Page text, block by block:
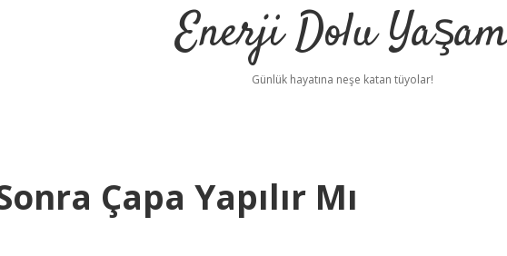
Enerji Dolu
Günlük hayatına neşe katan tüyolar!
Çapa Yapılır Mı